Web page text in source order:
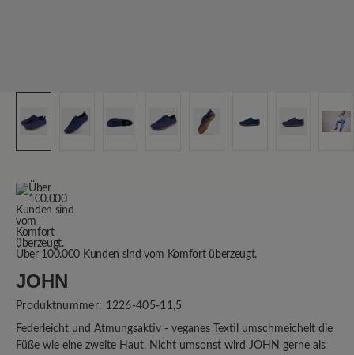
Über 100.000 Kunden sind vom Komfort überzeugt.
JOHN
Produktnummer: 1226-405-11,5
Federleicht und Atmungsaktiv - veganes Textil umschmeichelt die
Füße wie eine zweite Haut. Nicht umsonst wird JOHN gerne als